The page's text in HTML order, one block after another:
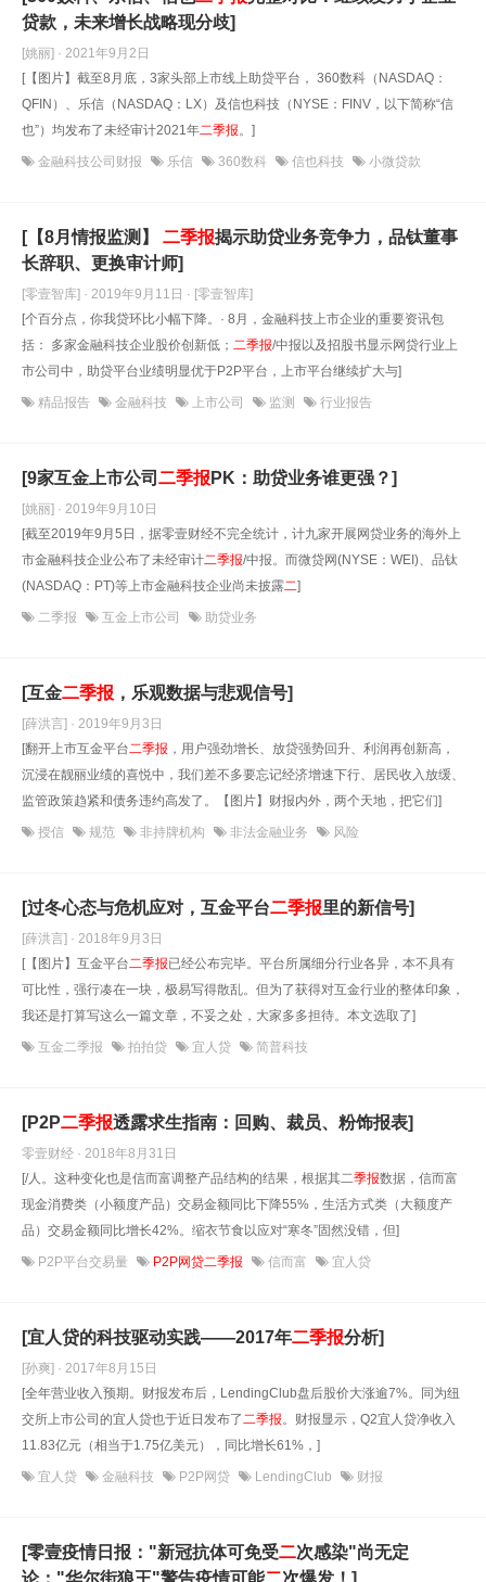
贷款，未来增长战略现分歧]
[姚丽] · 2021年9月2日
[【图片】截至8月底，3家头部上市线上助贷平台， 360数科（NASDAQ：
QFIN）、乐信（NASDAQ：LX）及信也科技（NYSE：FINV，以下简称“信
也”）均发布了未经审计2021年二季报。]
金融科技公司财报 乐信 360数科 信也科技 小微贷款
[【8月情报监测】 二季报揭示助贷业务竞争力，品钛董事
长辞职、更换审计师]
[零壹智库] · 2019年9月11日 · [零壹智库]
[个百分点，你我贷环比小幅下降。· 8月，金融科技上市企业的重要资讯包
括： 多家金融科技企业股价创新低； 二季报/中报以及招股书显示网贷行业上
市公司中，助贷平台业绩明显优于P2P平台，上市平台继续扩大与]
精品报告 金融科技 上市公司 监测 行业报告
[9家互金上市公司 二季报 PK：助贷业务谁更强？]
[姚丽] · 2019年9月10日
[截至2019年9月5日，据零壹财经不完全统计，计九家开展网贷业务的海外上
市金融科技企业公布了未经审计二季报/中报。而微贷网(NYSE：WEI)、品钛
(NASDAQ：PT)等上市金融科技企业尚未披露二]
二季报 互金上市公司 助贷业务
[互金二季报 ，乐观数据与悲观信号]
[薛洪言] · 2019年9月3日
[翻开上市互金平台二季报 ，用户强劲增长、放贷强势回升、利润再创新高，
沉浸在靓丽业绩的喜悦中，我们差不多要忘记经济增速下行、居民收入放缓、
监管政策趋紧和债务违约高发了。【图片】财报内外，两个天地，把它们]
授信 规范 非持牌机构 非法金融业务 风险
[过冬心态与危机应对，互金平台二季报里的新信号]
[薛洪言] · 2018年9月3日
[【图片】互金平台二季报已经公布完毕。平台所属细分行业各异，本不具有
可比性，强行凑在一块，极易写得散乱。但为了获得对互金行业的整体印象，
我还是打算写这么一篇文章，不妥之处，大家多多担待。本文选取了]
互金二季报 拍拍贷 宜人贷 简普科技
[P2P二季报透露求生指南：回购、裁员、粉饰报表]
零壹财经 · 2018年8月31日
[/人。这种变化也是信而富调整产品结构的结果，根据其二季报数据，信而富
现金消费类（小额度产品）交易金额同比下降55%，生活方式类（大额度产
品）交易金额同比增长42%。缩衣节食以应对“寒冬”固然没错，但]
P2P平台交易量 P2P网贷二季报 信而富 宜人贷
[宜人贷的科技驱动实践——2017年二季报分析]
[孙爽] · 2017年8月15日
[全年营业收入预期。财报发布后，LendingClub盘后股价大涨逾7%。同为纽
交所上市公司的宜人贷也于近日发布了二季报。财报显示，Q2宜人贷净收入
11.83亿元（相当于1.75亿美元），同比增长61%，]
宜人贷 金融科技 P2P网贷 LendingClub 财报
[零壹疫情日报："新冠抗体可免受二次感染"尚无定
论；"华尔街狼王"警告疫情可能二次爆发！]